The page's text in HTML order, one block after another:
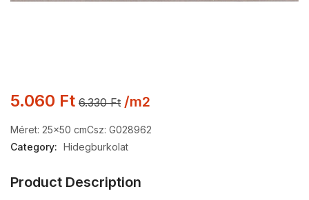
5.060 Ft 6.330Ft /m2
Méret: 25×50 cmCsz: G028962
Category: Hidegburkolat
Product Description